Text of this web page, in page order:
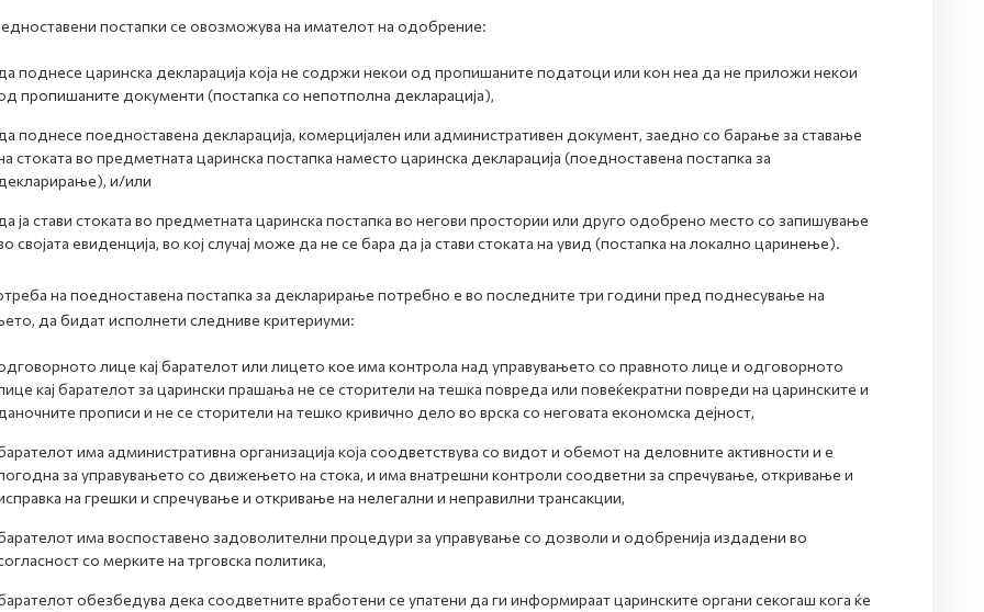
постапки се овозможува на имателот на одобрение:
да поднесе царинска декларација која не содржи некои од пропишаните податоци или кон неа да не приложи некои
пропишаните документи (постапка со непотполна декларација),
да поднесе поедноставена декларација, комерцијален или административен документ, заедно со барање за ставање
стоката во предметната царинска постапка наместо царинска декларација (поедноставена постапка за
декларирање), и/или
да ја стави стоката во предметната царинска постапка во негови простории или друго одобрено место со запишување
својата евиденција, во кој случај може да не се бара да ја стави стоката на увид (постапка на локално царинење).
на поедноставена постапка за декларирање потребно е во последните три години пред поднесување на
да бидат исполнети следниве критериуми:
лице кај барателот или лицето кое има контрола над управувањето со правното лице и одговорното
кај барателот за царински прашања не се сторители на тешка повреда или повеќекратни повреди на царинските и
даночните прописи и не се сторители на тешко кривично дело во врска со неговата економска дејност,
има административна организација која соодветствува со видот и обемот на деловните активности и е
за управувањето со движењето на стока, и има внатрешни контроли соодветни за спречување, откривање и
на грешки и спречување и откривање на нелегални и неправилни трансакции,
има воспоставено задоволителни процедури за управување со дозволи и одобренија издадени во
со мерките на трговска политика,
обезбедува дека соодветните вработени се упатени да ги информираат царинските органи секогаш кога ќе